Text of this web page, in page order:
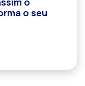
o seu